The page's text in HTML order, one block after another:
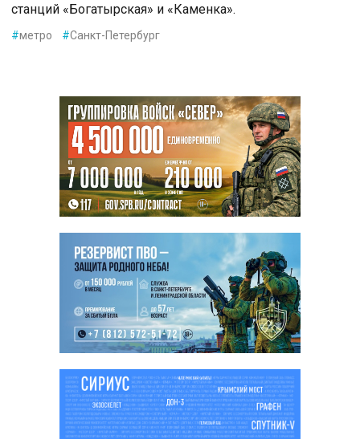
станций «Богатырская» и «Каменка».
#метро #Санкт-Петербург